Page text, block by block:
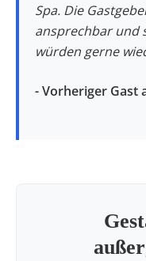
Spa. Die
ansprechbar und
würden gerne
- Vorheriger Gast